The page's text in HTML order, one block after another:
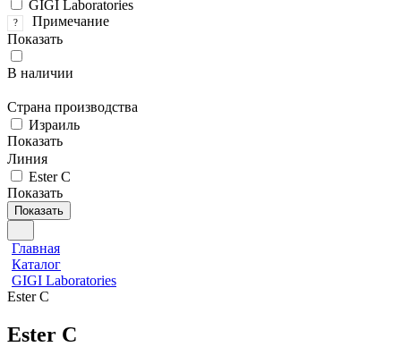
GIGI Laboratories
?
Примечание
Показать
В наличии
Страна производства
Израиль
Показать
Линия
Ester C
Показать
Показать
Главная
Каталог
GIGI Laboratories
Ester C
Ester C